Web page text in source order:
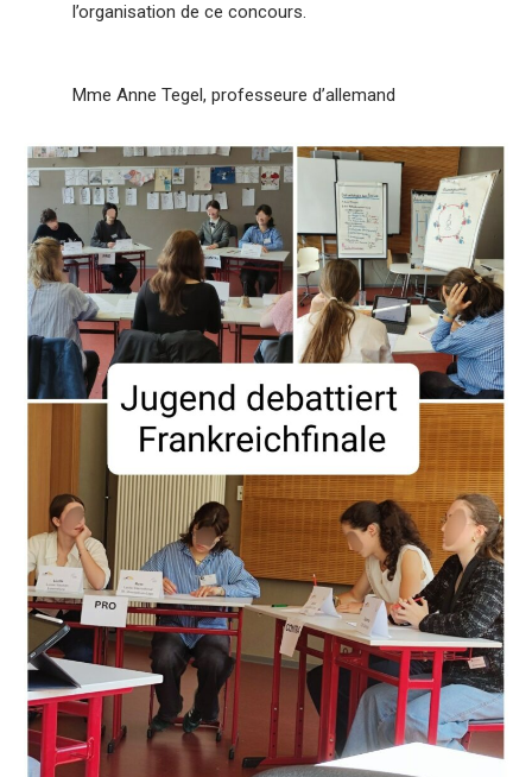
l’organisation de ce concours.
Mme Anne Tegel, professeure d’allemand